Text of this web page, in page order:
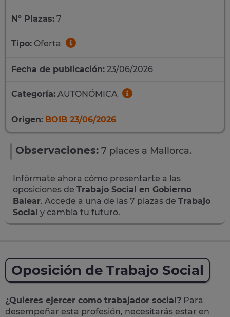
Nº Plazas: 7
Tipo: Oferta
Fecha de publicación: 23/06/2026
Categoría: AUTONÓMICA
Origen: BOIB 23/06/2026
Observaciones: 7 places a Mallorca.
Infórmate ahora cómo presentarte a las
oposiciones de Trabajo Social en Gobierno
Balear. Accede a una de las 7 plazas de Trabajo
Social y cambia tu futuro.
Oposición de Trabajo Social
¿Quieres ejercer como trabajador social? Para
desempeñar esta profesión, necesitarás estar en